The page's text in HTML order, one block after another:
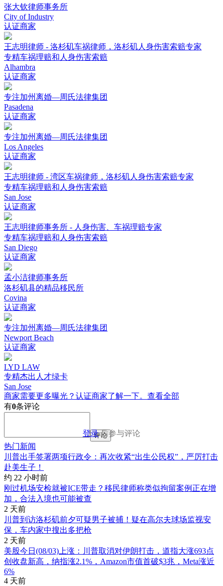
张大钦律师事务所
City of Industry
认证商家
王志明律师 - 洛杉矶车祸律师，洛杉矶人身伤害索赔专家
专精车祸理赔和人身伤害索赔
Alhambra
认证商家
专注加州离婚—周氏法律集团
Pasadena
认证商家
专注加州离婚—周氏法律集团
Los Angeles
认证商家
王志明律师 - 湾区车祸律师，洛杉矶人身伤害索赔专家
专精车祸理赔和人身伤害索赔
San Jose
认证商家
王志明律师事务所 - 人身伤害、车祸理赔专家
专精车祸理赔和人身伤害索赔
San Diego
认证商家
孟小洁律师事务所
洛杉矶县的精品移民所
Covina
认证商家
专注加州离婚—周氏法律集团
Newport Beach
认证商家
LYD LAW
专精杰出人才绿卡
San Jose
商家需要更多曝光？认证商家了解一下。 查看全部
有0条评论
登录后参与评论
评论
热门新闻
川普出手签署两项行政令：再次收紧“出生公民权”，严厉打击
赴美生子！
约 22 小时前
刚过机场安检就被ICE带走？移民律师称类似拘留案例正在增
加，合法入境也可能被查
2 天前
川普到访洛杉矶前夕可疑男子被捕！疑在高尔夫球场监视安
保，车内家中搜出多把枪
2 天前
美股今日(08/03)上涨：川普取消对伊朗打击，道指大涨693点
创收盘新高，纳指涨2.1%，Amazon市值首破$3兆，Meta涨近
6%
4 天前